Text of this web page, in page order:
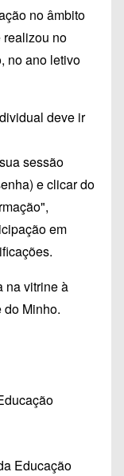
no âmbito
realizou no
no ano letivo
deve ir
sessão
e clicar do
em
na vitrine à
do Minho.
Educação